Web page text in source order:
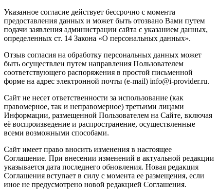
Указанное согласие действует бессрочно с момента
предоставления данных и может быть отозвано Вами путем
подачи заявления администрации сайта с указанием данных,
определенных ст. 14 Закона «О персональных данных».
Отзыв согласия на обработку персональных данных может
быть осуществлен путем направления Пользователем
соответствующего распоряжения в простой письменной
форме на адрес электронной почты (e-mail) info@i-provider.ru.
Сайт не несет ответственности за использование (как
правомерное, так и неправомерное) третьими лицами
Информации, размещенной Пользователем на Сайте, включая
её воспроизведение и распространение, осуществленные
всеми возможными способами.
Сайт имеет право вносить изменения в настоящее
Соглашение. При внесении изменений в актуальной редакции
указывается дата последнего обновления. Новая редакция
Соглашения вступает в силу с момента ее размещения, если
иное не предусмотрено новой редакцией Соглашения.